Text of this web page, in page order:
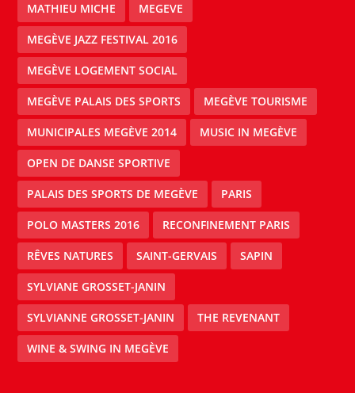
MATHIEU MICHE MEGEVE
MEGÈVE JAZZ FESTIVAL 2016
MEGÈVE LOGEMENT SOCIAL
MEGÈVE PALAIS DES SPORTS MEGÈVE TOURISME
MUNICIPALES MEGÈVE 2014 MUSIC IN MEGÈVE
OPEN DE DANSE SPORTIVE
PALAIS DES SPORTS DE MEGÈVE PARIS
POLO MASTERS 2016 RECONFINEMENT PARIS
RÊVES NATURES SAINT-GERVAIS SAPIN
SYLVIANE GROSSET-JANIN
SYLVIANNE GROSSET-JANIN THE REVENANT
WINE & SWING IN MEGÈVE